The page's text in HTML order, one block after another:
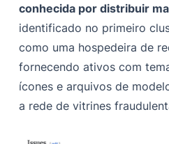
conhecida por distribuir
identificado no primeiro
como uma hospedeira de
fornecendo ativos com
ícones e arquivos de
a rede de vitrines